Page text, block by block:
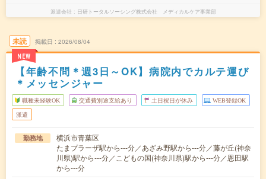
派遣会社 日研トータルソーシング株式会社 メディカルケア事業部
未読
NEW
掲載日 2026/08/04
【年齢不問＊週3日～OK】病院内でカルテ運び
＊メッセンジャー
職種未経験OK 交通費別途支給あり 土日祝日が休み WEB登録OK
派遣
勤務地
横浜市青葉区
たまプラーザ駅から---分／あざみ野駅から---分／藤が丘(神奈
川県)駅から---分／こどもの国(神奈川県)駅から---分／恩田駅
から---分